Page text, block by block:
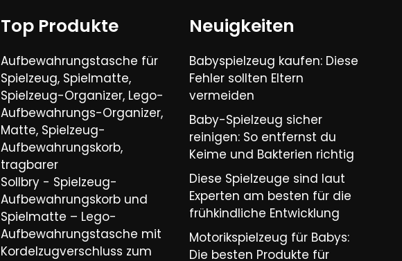
Top Produkte
Aufbewahrungstasche für
Spielzeug, Spielmatte,
Spielzeug-Organizer, Lego-
Aufbewahrungs-Organizer,
Matte, Spielzeug-
Aufbewahrungskorb,
tragbarer
Sollbry - Spielzeug-
Aufbewahrungskorb und
Spielmatte – Lego-
Aufbewahrungstasche mit
Kordelzugverschluss zum
Neuigkeiten
Babyspielzeug kaufen: Diese
Fehler sollten Eltern
vermeiden
Baby-Spielzeug sicher
reinigen: So entfernst du
Keime und Bakterien richtig
Diese Spielzeuge sind laut
Experten am besten für die
frühkindliche Entwicklung
Motorikspielzeug für Babys:
Die besten Produkte für